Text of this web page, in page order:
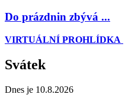
Do prázdnin zbývá ...
VIRTUÁLNÍ PROHLÍDKA
Svátek
Dnes je 10.8.2026